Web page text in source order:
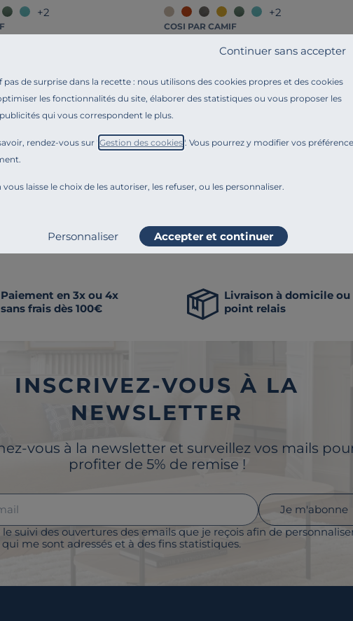
pas de surprise dans la recette : nous utilisons des cookies propres et des cookies
les fonctionnalités du site, élaborer des statistiques ou vous proposer les
qui vous correspondent le plus.
rendez-vous sur "Gestion des cookies". Vous pourrez y modifier vos
vous laisse le choix de les autoriser, les refuser, ou les personnaliser.
Continuer sans accepter
Personnaliser Accepter et continuer
+2
clac Heva recyclée
+2
COSI PAR CAMIF
Housse de BZ recyclée Heva
en permanence. Notre équipe éditoriale a par exemple généré cette page à
la transparence, l'amélioration continue fait partie de nos engagements.
Poufs, poires et coussins
Déco textile
Paiement en 3x ou 4x
sans frais dès 100€
Livraison à domicile ou
point relais
INSCRIVEZ-VOUS À LA
NEWSLETTER
vous à la newsletter et surveillez vos mails
profiter de 5% de remise !
suivi des ouvertures des emails que je reçois afin de
me sont adressés et à des fins statistiques.
Je m'abonne